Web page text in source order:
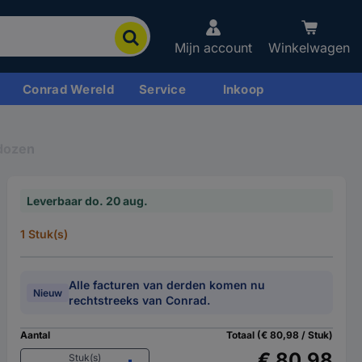
Mijn account Winkelwagen
Conrad Wereld Service Inkoop
Leverbaar do. 20 aug.
1 Stuk(s)
Nieuw
Alle facturen van derden komen nu
rechtstreeks van Conrad.
Aantal
Stuk(s)
Totaal (€ 80,98 / Stuk)